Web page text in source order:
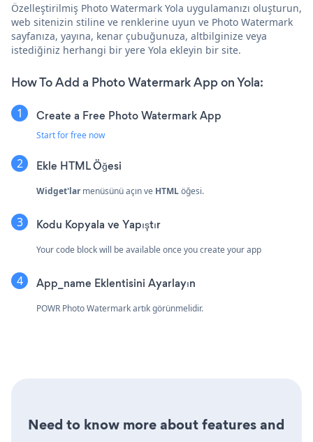
Özelleştirilmiş Photo Watermark Yola uygulamanızı oluşturun,
web sitenizin stiline ve renklerine uyun ve Photo Watermark
sayfanıza, yayına, kenar çubuğunuza, altbilginize veya
istediğiniz herhangi bir yere Yola ekleyin bir site.
How To Add a Photo Watermark App on Yola:
Create a Free Photo Watermark App
Start for free now
Ekle HTML Öğesi
Widget'larmenüsünü açın ve HTMLöğesi.
Kodu Kopyala ve Yapıştır
Your code block will be available once you create your app
App_name Eklentisini Ayarlayın
POWR Photo Watermark artık görünmelidir.
Need to know more about features and